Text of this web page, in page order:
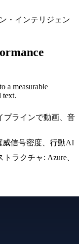
・インテリジェン
a measurable
text.
プラインで動画、音
威信号密度、行動AI
ラクチャ: Azure、